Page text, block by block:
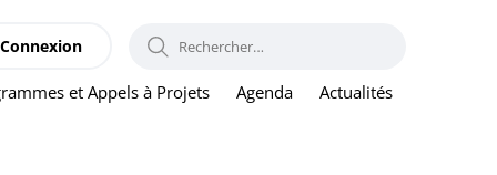
et Appels à Projets Agenda Actualités
Connexion RECHERCHER :